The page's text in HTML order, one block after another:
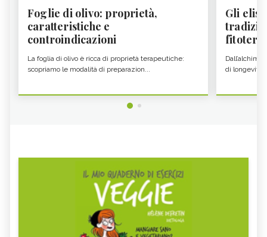
Foglie di olivo: proprietà,
caratteristiche e
controindicazioni
La foglia di olivo è ricca di proprietà terapeutiche:
scopriamo le modalità di preparazion...
Gli
fitoter...
di longevità